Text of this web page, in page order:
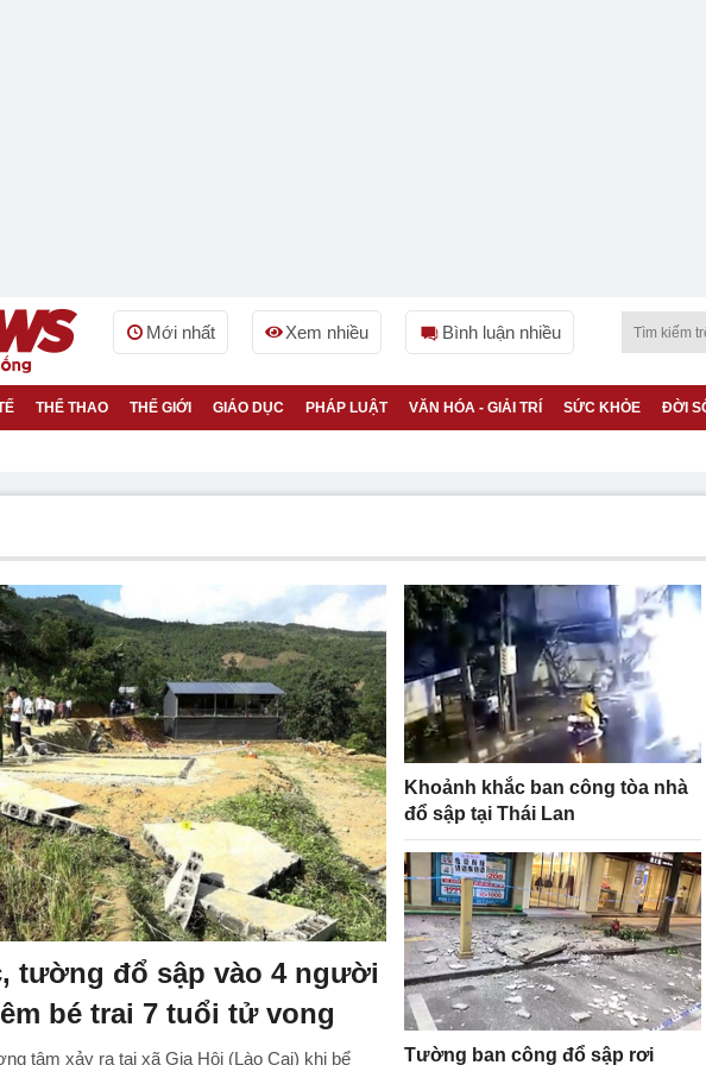
Mới nhất Xem nhiều Bình luận nhiều
THỂ THAO THẾ GIỚI GIÁO DỤC PHÁP LUẬT VĂN HÓA - GIẢI TRÍ SỨC KHỎE ĐỜI
tường đổ sập vào 4 người
bé trai 7 tuổi tử vong
tâm xảy ra tại xã Gia Hội (Lào Cai) khi bể
Khoảnh khắc ban công tòa nhà
đổ sập tại Thái Lan
Tường ban công đổ sập rơi